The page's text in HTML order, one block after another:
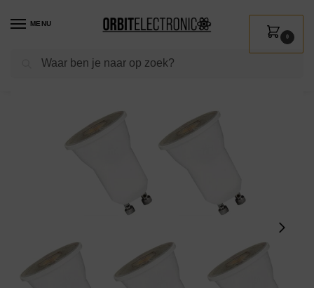
MENU
Zoeken
0
Shop / Verlichting / Lichtbronnen